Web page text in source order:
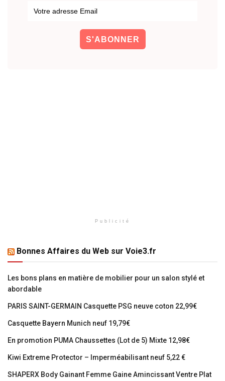
Publicité
Bonnes Affaires du Web sur Voie3.fr
Les bons plans en matière de mobilier pour un salon stylé et
abordable
PARIS SAINT-GERMAIN Casquette PSG neuve coton 22,99€
Casquette Bayern Munich neuf 19,79€
En promotion PUMA Chaussettes (Lot de 5) Mixte 12,98€
Kiwi Extreme Protector – Imperméabilisant neuf 5,22 €
SHAPERX Body Gainant Femme Gaine Amincissant Ventre Plat